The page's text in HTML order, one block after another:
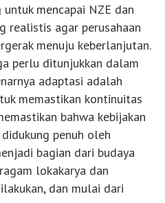
mencapai NZE dan
realistis agar perusahaan
menuju keberlanjutan.
perlu ditunjukkan dalam
adaptasi adalah
memastikan kontinuitas
bahwa kebijakan
penuh oleh
bagian dari budaya
lokakarya dan
dan mulai dari